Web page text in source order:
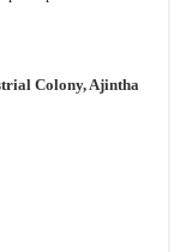
Colony, Ajintha